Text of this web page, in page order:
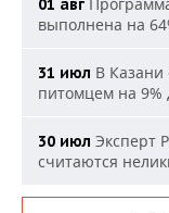
01 авг
выполнена на
31 июл В Казани
питомцем на 9%
30 июл Эксперт
считаются